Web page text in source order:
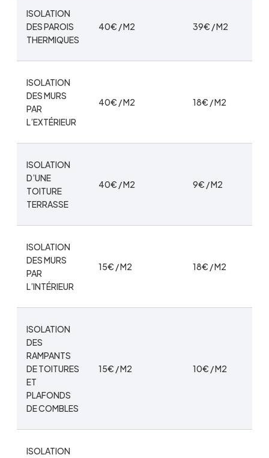
ISOLATION
DES PAROIS
THERMIQUES
40€ / M2 39€ / M2
ISOLATION
DES MURS
PAR
L’EXTÉRIEUR
40€ / M2 18€ / M2
ISOLATION
D’UNE
TOITURE
TERRASSE
40€ / M2 9€ / M2
ISOLATION
DES MURS
PAR
L’INTÉRIEUR
15€ / M2 18€ / M2
ISOLATION
DES
RAMPANTS
DE TOITURES
ET
PLAFONDS
DE COMBLES
15€ / M2 10€ / M2
ISOLATION